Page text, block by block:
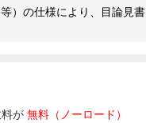
）の仕様により、目論見
が 無料（ノーロード）